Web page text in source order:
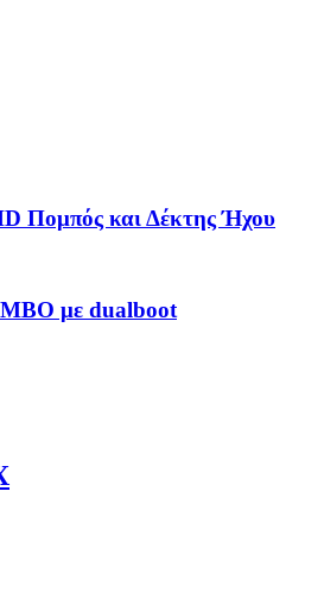
Πομπός και Δέκτης Ήχου
με dualboot